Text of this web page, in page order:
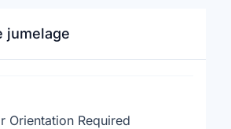
jumelage
Orientation Required